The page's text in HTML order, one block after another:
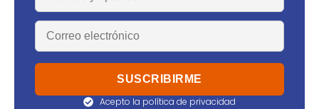
Acepto la política de privacidad